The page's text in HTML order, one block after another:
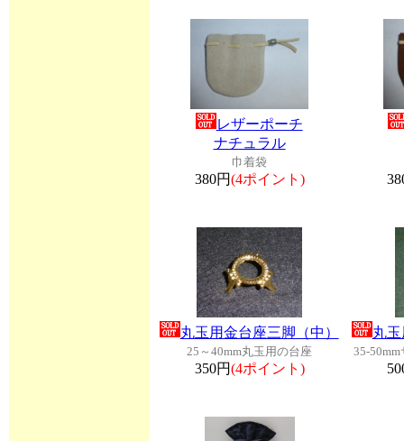
レザーポーチ
ナチュラル
巾着袋
380円(4ポイント)
丸玉用金台座三脚（中）
25～40mm丸玉用の台座
350円(4ポイント)
丸
35-